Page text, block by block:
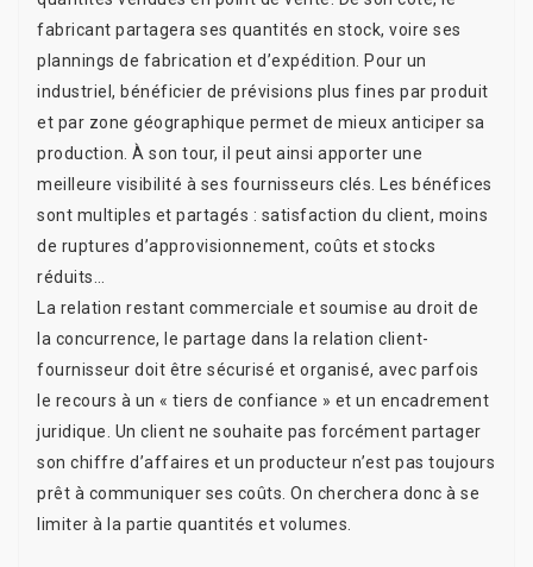
fabricant partagera ses quantités en stock, voire ses
plannings de fabrication et d’expédition. Pour un
industriel, bénéficier de prévisions plus fines par produit
et par zone géographique permet de mieux anticiper sa
production. À son tour, il peut ainsi apporter une
meilleure visibilité à ses fournisseurs clés. Les bénéfices
sont multiples et partagés : satisfaction du client, moins
de ruptures d’approvisionnement, coûts et stocks
réduits…
La relation restant commerciale et soumise au droit de
la concurrence, le partage dans la relation client-
fournisseur doit être sécurisé et organisé, avec parfois
le recours à un « tiers de confiance » et un encadrement
juridique. Un client ne souhaite pas forcément partager
son chiffre d’affaires et un producteur n’est pas toujours
prêt à communiquer ses coûts. On cherchera donc à se
limiter à la partie quantités et volumes.